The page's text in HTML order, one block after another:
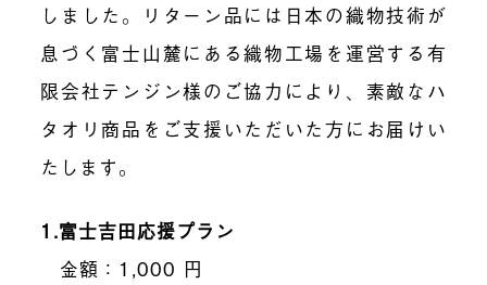
しました。リターン品には日本の織物技術が
息づく富士山麓にある織物工場を運営する有
限会社テンジン様のご協力により、素敵なハ
タオリ商品をご支援いただいた方にお届けい
たします。
1.富士吉田応援プラン
金額： 1 ,000 円